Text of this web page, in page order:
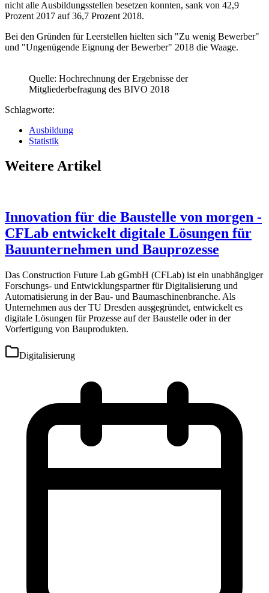
nicht alle Ausbildungsstellen besetzen konnten, sank von 42,9
Prozent 2017 auf 36,7 Prozent 2018.
Bei den Gründen für Leerstellen hielten sich "Zu wenig Bewerber"
und "Ungenügende Eignung der Bewerber" 2018 die Waage.
Quelle: Hochrechnung der Ergebnisse der
Mitgliederbefragung des BIVO 2018
Schlagworte:
Ausbildung
Statistik
Weitere Artikel
Innovation für die Baustelle von morgen -
CFLab entwickelt digitale Lösungen für
Bauunternehmen und Bauprozesse
Das Construction Future Lab gGmbH (CFLab) ist ein unabhängiger
Forschungs- und Entwicklungspartner für Digitalisierung und
Automatisierung in der Bau- und Baumaschinenbranche. Als
Unternehmen aus der TU Dresden ausgegründet, entwickelt es
digitale Lösungen für Prozesse auf der Baustelle oder in der
Vorfertigung von Bauprodukten.
Digitalisierung